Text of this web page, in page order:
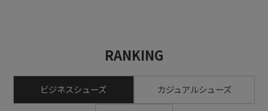
RANKING
ビジネスシューズ カジュアルシューズ